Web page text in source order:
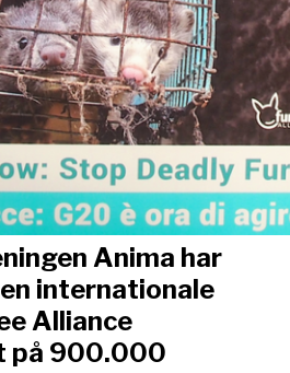
Anima har
internationale
Alliance
på 900.000